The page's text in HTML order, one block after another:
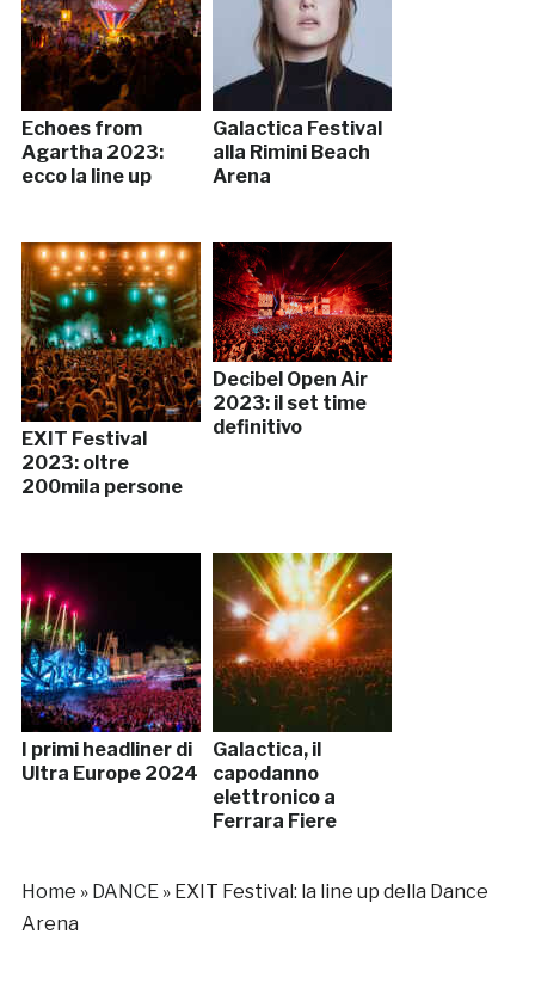
Echoes from
Agartha 2023:
ecco la line up
Galactica Festival
alla Rimini Beach
Arena
EXIT Festival
2023: oltre
200mila persone
Decibel Open Air
2023: il set time
definitivo
I primi headliner di
Ultra Europe 2024
Galactica, il
capodanno
elettronico a
Ferrara Fiere
Home » DANCE» EXIT Festival: la line up della Dance
Arena